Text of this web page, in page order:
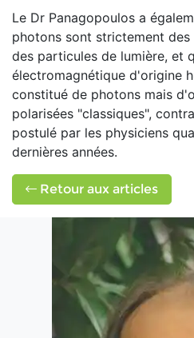
Le Dr Panagopoulos a
photons sont strictement
des particules de lumière, et
électromagnétique d'origine
constitué de photons mais
polarisées "classiques",
postulé par les physiciens
dernières années.
Retour aux articles